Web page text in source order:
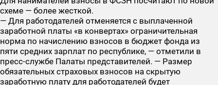
схеме — более жесткой.
— Для работодателей отменяется с выплаченной
заработной платы «в конвертах» ограничительная
норма по начислению взносов в бюджет фонда из
пяти средних зарплат по республике, — отметили в
пресс-службе Палаты представителей. — Размер
обязательных страховых взносов на скрытую
заработную плату для работодателей будет